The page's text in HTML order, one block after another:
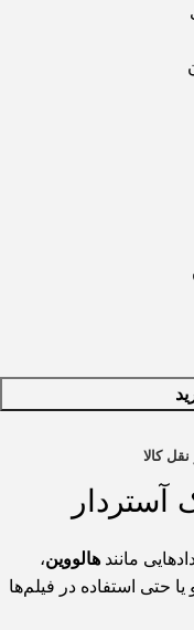
کالا
مانند هالووین،
یا حتی استفاده در فیلم‌ها